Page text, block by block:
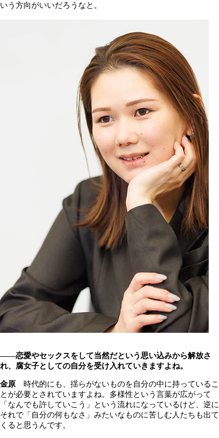
いう方向がいいだろうなと。
――恋愛やセックスをして当然だという思い込みから解放さ
れ、腐女子としての自分を受け入れていきますよね。
金原 時代的にも、揺らがないものを自分の中に持っているこ
とが必要とされていますよね。多様性という言葉が広がって
「なんでも許していこう」という流れになっているけど、逆に
それで「自分の何もなさ」みたいなものに苦しむ人たちも出て
くると思うんです。